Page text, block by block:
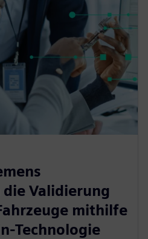
Validierung
mithilfe
Technologie